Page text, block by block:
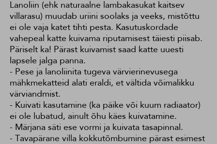
Lanoliin (ehk naturaalne lambakasukat kaitsev
villarasu) muudab uriini soolaks ja veeks, mistõttu
ei ole vaja katet tihti pesta. Kasutuskordade
vahepeal katte kuivama riputamisest täiesti piisab.
Päriselt ka! Pärast kuivamist saad katte uuesti
lapsele jalga panna.
- Pese ja lanoliinita tugeva värvierinevusega
mähkmekatteid alati eraldi, et vältida võimalikku
värviandmist.
- Kuivati kasutamine (ka päike või kuum radiaator)
ei ole lubatud, ainult õhu käes kuivatamine.
- Märjana säti ese vormi ja kuivata tasapinnal.
- Tavapärane villa kokkutõmbumine pärast esimest